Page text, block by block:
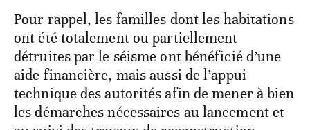
Pour rappel, les familles dont les habitations
ont été totalement ou partiellement
détruites par le séisme ont bénéficié d’une
aide financière, mais aussi de l’appui
technique des autorités afin de mener à bien
les démarches nécessaires au lancement et